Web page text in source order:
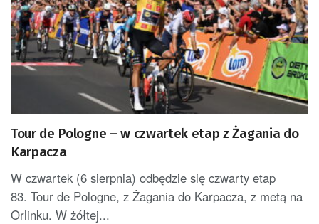
Tour de Pologne – w czwartek etap z Żagania do
Karpacza
W czwartek (6 sierpnia) odbędzie się czwarty etap
83. Tour de Pologne, z Żagania do Karpacza, z metą na
Orlinku. W żółtej...